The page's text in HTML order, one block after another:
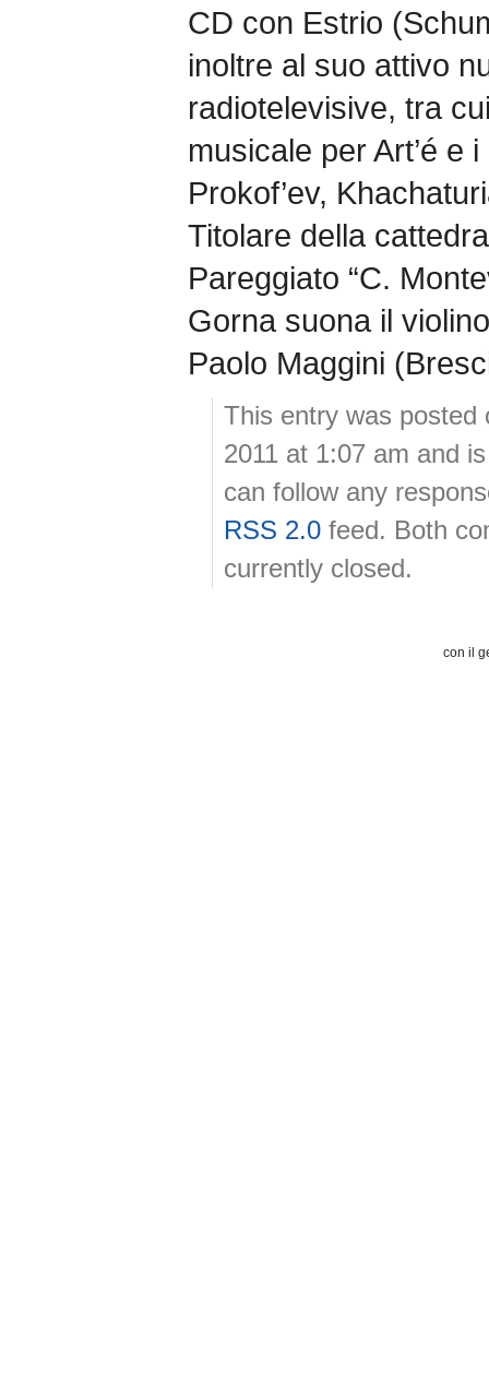
CD con Estrio
inoltre al suo attivo
radiotelevisive, tra
musicale per Art’é e
Prokof’ev,
Titolare della
Pareggiato “C.
Gorna suona il
Paolo Maggini
This entry was posted
2011 at 1:07 am and
can follow any
RSS 2.0 feed. Both
currently closed.
con il